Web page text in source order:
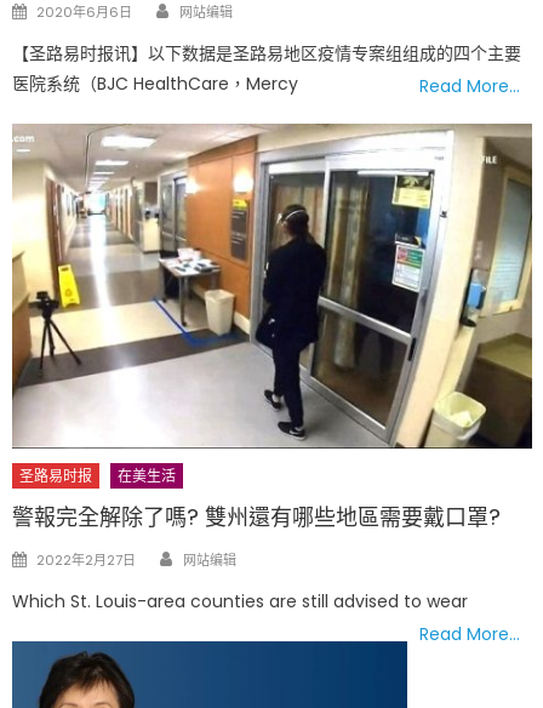
Posted
2020年6月6日 Author
网站编辑
【圣路易时报讯】以下数据是圣路易地区疫情专案组组成的四个主要
医院系统（BJC HealthCare，Mercy
Read More…
圣路易时报 在美生活
警報完全解除了嗎? 雙州還有哪些地區需要戴口罩?
Posted
2022年2月27日 Author
网站编辑
Which St. Louis-area counties are still advised to wear
Read More…